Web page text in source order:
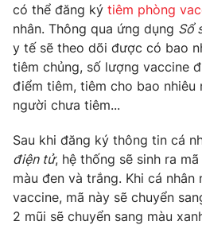
Tư vấn
Chuyên mục khác
Emagazine
Video
VTV Money
có thể đăng ký tiêm phòng
nhân. Thông qua ứng dụng Sổ
y tế sẽ theo dõi được có bao
tiêm chủng, số lượng vaccine
điểm tiêm, tiêm cho bao nhiêu
người chưa tiêm...
Sau khi đăng ký thông tin cá
điện tử, hệ thống sẽ sinh ra
màu đen và trắng. Khi cá
vaccine, mã này sẽ chuyển
2 mũi sẽ chuyển sang màu